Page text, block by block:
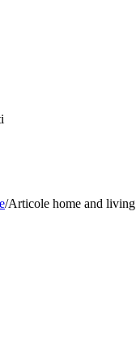
/Articole home and living